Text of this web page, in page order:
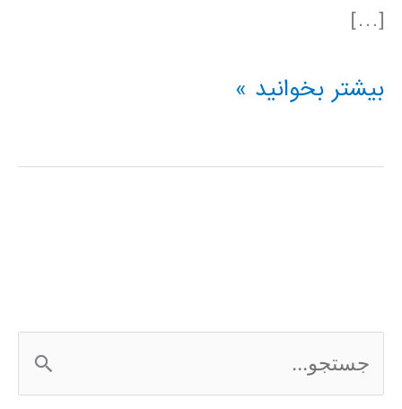
[…]
راهنمای
مقاله
بیشتر بخوانید »
س